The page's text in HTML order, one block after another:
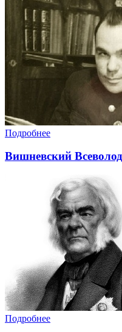
Подробнее
Вишневский
Подробнее